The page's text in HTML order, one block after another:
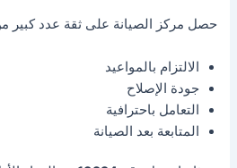
حصل مركز الصيانة على ثقة عدد كبير
الالتزام بالمواعيد
جودة الإصلاح
التعامل باحترافية
المتابعة بعد الصيانة